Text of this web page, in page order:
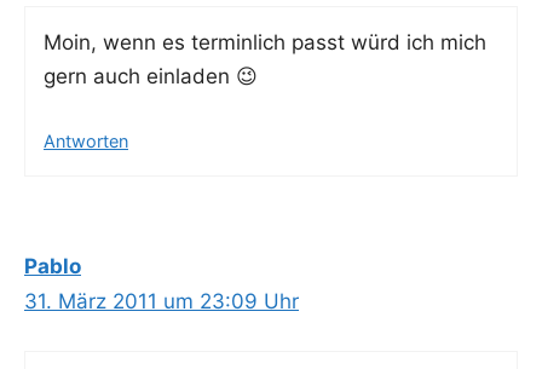
Moin, wenn es ter­min­lich passt würd ich mich
gern auch einladen 😉
Antworten
Pablo
31. März 2011 um 23:09 Uhr